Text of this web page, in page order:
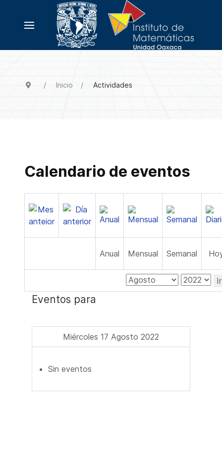
Inicio Actividades
Calendario de eventos
Anual Mensual Semanal
Eventos para
Miércoles 17 Agosto 2022
Sin eventos